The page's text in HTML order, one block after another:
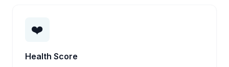
❤️
Health Score